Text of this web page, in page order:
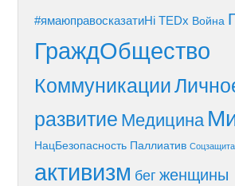
#ямаюправосказатиНі TEDx Война
ГраждОбщество
Коммуникации
развитие Медицина
НацБезопасность Паллиатив Соцзащита
активизм бег женщины